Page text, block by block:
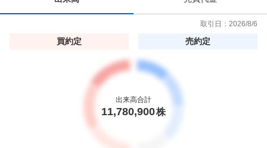
取引日： 2026/8/6
買約定 売約定
出来高合計
11,780,900株